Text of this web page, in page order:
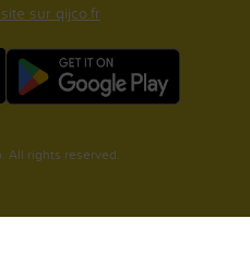
sur qijco.fr
All rights reserved.